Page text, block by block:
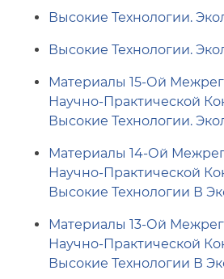
Высокие Технологии.
Высокие Технологии.
Материалы 15-Ой
Научно-Практической
Высокие Технологии.
Материалы 14-Ой
Научно-Практической
Высокие Технологии В
Материалы 13-Ой
Научно-Практической
Высокие Технологии В